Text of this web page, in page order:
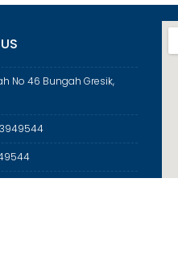
No 46 Bungah Gresik,
3949544